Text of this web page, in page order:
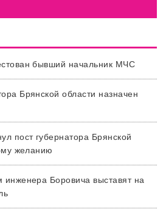
бывший начальник МЧС
Брянской области назначен
пост губернатора Брянской
желанию
инженера Боровича выставят на